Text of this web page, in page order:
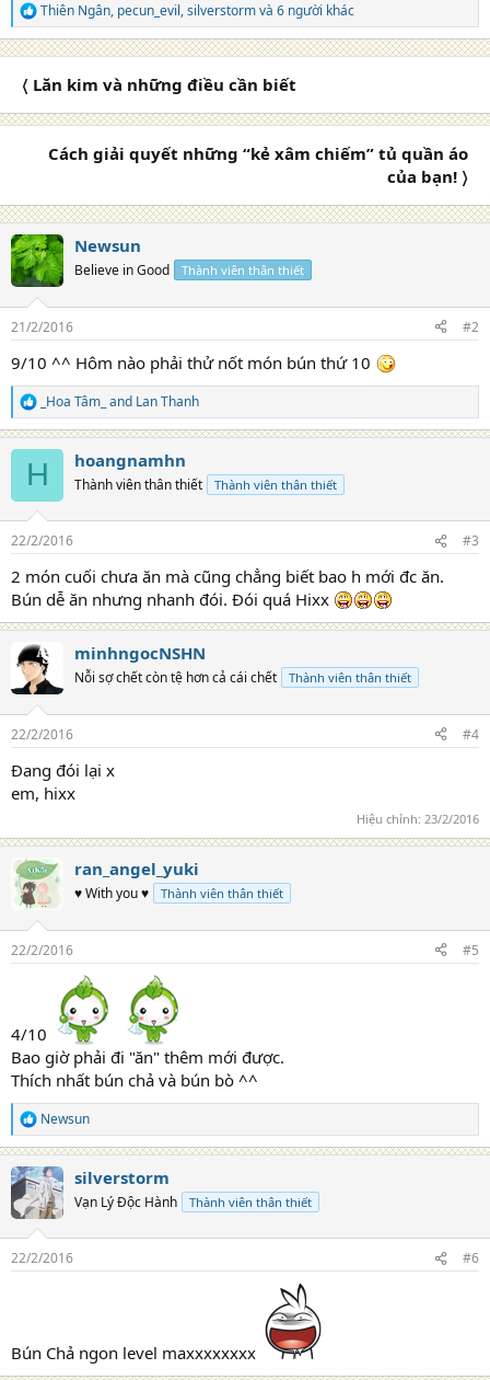
R
e
a
o
Thiên Ngân, pecun_evil,silverstormvà 6 người khác
〈 Lăn kim và những điều cần biết
Cách giải quyết những “kẻ xâm chiếm” tủ quần áo
của bạn! 〉
Newsun
Believe in Good Thành viên thân thiết
21/2/2016 #2
9/10 ^^ Hôm nào phải thử nốt món bún thứ 10
R
e
a
s
_Hoa Tâm_ and Lan Thanh
H hoangnamhn
Thành viên thân thiết Thành viên thân thiết
22/2/2016 #3
2 món cuối chưa ăn mà cũng chẳng biết bao h mới đc ăn.
Bún dễ ăn nhưng nhanh đói. Đói quá Hixx
minhngocNSHN
Nỗi sợ chết còn tệ hơn cả cái chết Thành viên thân thiết
22/2/2016 #4
Đang đói lại x
em, hixx
Hiệu chỉnh: 23/2/2016
ran_angel_yuki
♥ With you ♥ Thành viên thân thiết
22/2/2016 #5
4/10
Bao giờ phải đi "ăn" thêm mới được.
Thích nhất bún chả và bún bò ^^
R
e
a
c
t
i
s
Newsun
silverstorm
Vạn Lý Độc Hành Thành viên thân thiết
22/2/2016 #6
Bún Chả ngon level maxxxxxxxx